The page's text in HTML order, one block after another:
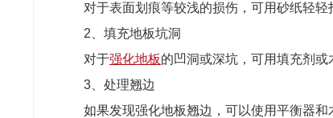
对于表面划痕等较浅的损伤，可用砂纸轻
2、填充地板坑洞
对于强化地板的凹洞或深坑，可用填充剂或
3、处理翘边
如果发现强化地板翘边，可以使用平衡器